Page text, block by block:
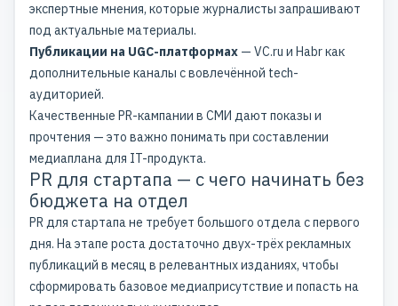
экспертные мнения, которые журналисты запрашивают
под актуальные материалы.
Публикации на UGC-платформах — VC.ru и Habr как
дополнительные каналы с вовлечённой tech-
аудиторией.
Качественные PR-кампании в СМИ дают показы и
прочтения — это важно понимать при составлении
медиаплана для IT-продукта.
PR для стартапа — с чего начинать без
бюджета на отдел
PR для стартапа не требует большого отдела с первого
дня. На этапе роста достаточно двух-трёх рекламных
публикаций в месяц в релевантных изданиях, чтобы
сформировать базовое медиаприсутствие и попасть на